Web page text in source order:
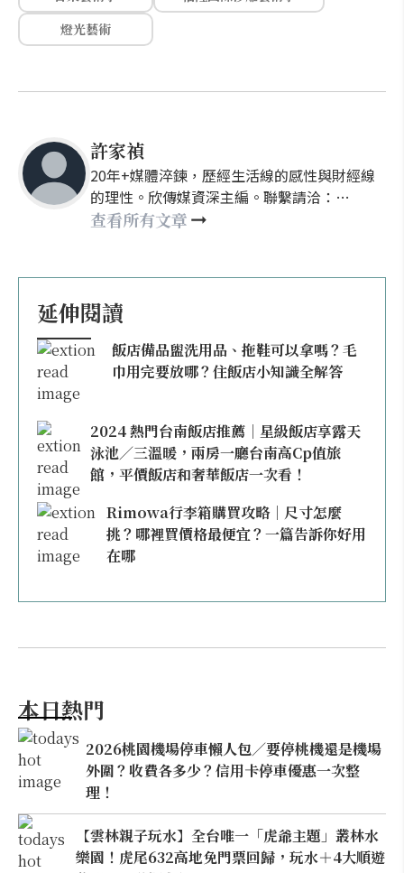
燈光藝術
許家禎
20年+媒體淬鍊，歷經生活線的感性與財經線
的理性。欣傳媒資深主編。聯繫請洽：
nellyhsu@xinmedia.com
查看所有文章
延伸閱讀
飯店備品盥洗用品、拖鞋可以拿嗎？毛
巾用完要放哪？住飯店小知識全解答
2024 熱門台南飯店推薦｜星級飯店享露天
泳池／三溫暖，兩房一廳台南高Cp值旅
館，平價飯店和奢華飯店一次看！
Rimowa行李箱購買攻略｜尺寸怎麼
挑？哪裡買價格最便宜？一篇告訴你好用
在哪
本日熱門
2026桃園機場停車懶人包／要停桃機還是機場
外圍？收費各多少？信用卡停車優惠一次整
理！
【雲林親子玩水】全台唯一「虎爺主題」叢林水
樂園！虎尾632高地免門票回歸，玩水＋4大順遊